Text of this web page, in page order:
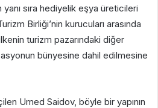
sıra hediyelik eşya üreticileri
Birliği’nin kurucuları arasında
turizm pazarındaki diğer
bünyesine dahil edilmesine
Umed Saidov, böyle bir yapının